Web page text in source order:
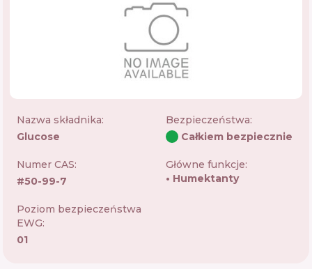
Nazwa składnika:
Glucose
Bezpieczeństwa:
Całkiem bezpiecznie
Numer CAS:
#50-99-7
Główne funkcje:
Humektanty
Poziom bezpieczeństwa
EWG:
01